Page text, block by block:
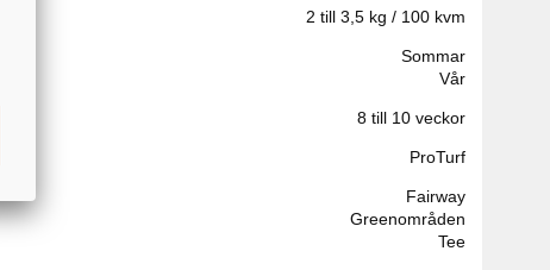
2 till 3,5 kg / 100 kvm
Sommar
Vår
8 till 10 veckor
ProTurf
Fairway
Greenområden
Tee